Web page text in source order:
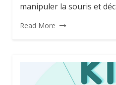
manipuler la souris et
Read More